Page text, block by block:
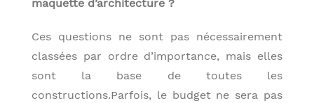
maquette d’architecture ?
Ces questions ne sont pas nécessairement
classées par ordre d’importance, mais elles
sont la base de toutes les
constructions.Parfois, le budget ne sera pas